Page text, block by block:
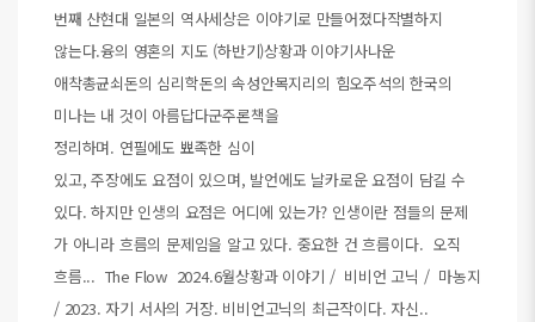
번째 산현대 일본의 역사세상은 이야기로 만들어졌다작별하지
않는다.융의 영혼의 지도 (하반기)상황과 이야기사나운
애착총균쇠돈의 심리학돈의 속성안목지리의 힘오주석의 한국의
미나는 내 것이 아름답다군주론책을
정리하며. 연필에도 뾰족한 심이
있고, 주장에도 요점이 있으며, 발언에도 날카로운 요점이 담길 수
있다. 하지만 인생의 요점은 어디에 있는가? 인생이란 점들의 문제
가 아니라 흐름의 문제임을 알고 있다. 중요한 건 흐름이다. 오직
흐름... The Flow 2024.6월상황과 이야기 / 비비언 고닉 / 마농지
/ 2023. 자기 서사의 거장. 비비언고닉의 최근작이다. 자신..